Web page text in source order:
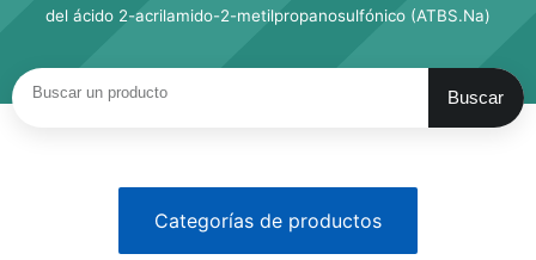
del ácido 2-acrilamido-2-metilpropanosulfónico (ATBS.Na)
Buscar
Categorías de productos